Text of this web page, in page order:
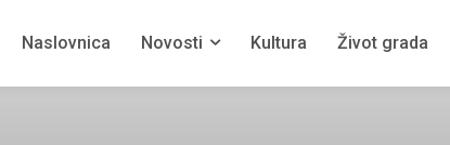
Naslovnica Novosti Kultura Život grada